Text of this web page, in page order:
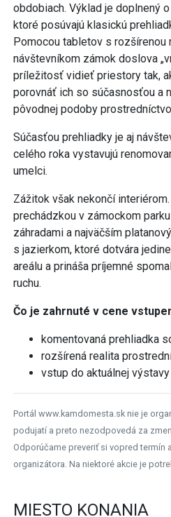
obdobiach. Výklad je doplnený
ktoré posúvajú klasickú
Pomocou tabletov s rozšírenou
návštevníkom zámok doslova
príležitosť vidieť priestory tak,
porovnáť ich so súčasnosťou a
pôvodnej podoby
Súčasťou prehliadky je aj
celého roka vystavujú
umelci.
Zážitok však nekončí
prechádzkou v zámockom
záhradami a najväčším
s jazierkom, ktoré dotvára
areálu a prináša príjemné
ruchu.
Čo je zahrnuté v cene
komentovaná prehliadka
rozšírená realita
vstup do aktuálnej
Portál www.kamdomesta.sk nie je
podujatí a preto nezodpovedá za
Odporúčame preveriť si vopred termín
organizátora. Na niektoré akcie je
MIESTO KONANIA